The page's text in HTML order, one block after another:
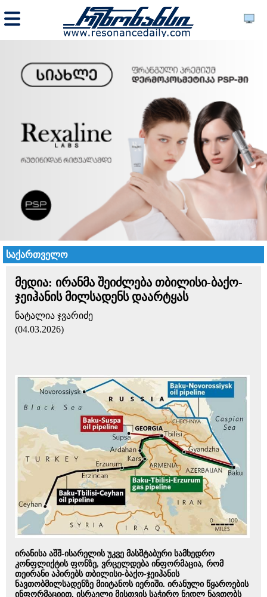
საქართველო
მედია: ირანმა შეიძლება თბილისი-ბაქო-
ჯეიჰანის მილსადენს დაარტყას
ნატალია ჯვარიძე
(04.03.2026)
ირანისა აშშ-ისარელის უკვე მასშტაბური სამხედრო
კონფლიქტის ფონზე, ვრცელდება ინფორმაცია, რომ
თეირანი აპირებს თბილისი-ბაქო-ჯეიჰანის
ნავთობმილსადენზე მიიტანოს იერიში. ირანული წყაროების
ინფორმაციით, ისრაელი მისთვის საჭირო ნედლ ნავთობს